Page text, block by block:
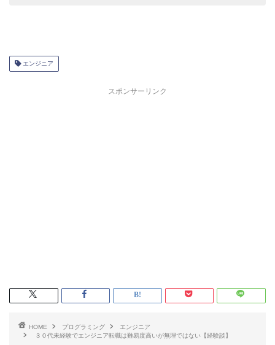
エンジニア
スポンサーリンク
HOME プログラミング
エンジニア
３０代未経験でエンジニア転職は難易度高いが無理ではない【経験談】